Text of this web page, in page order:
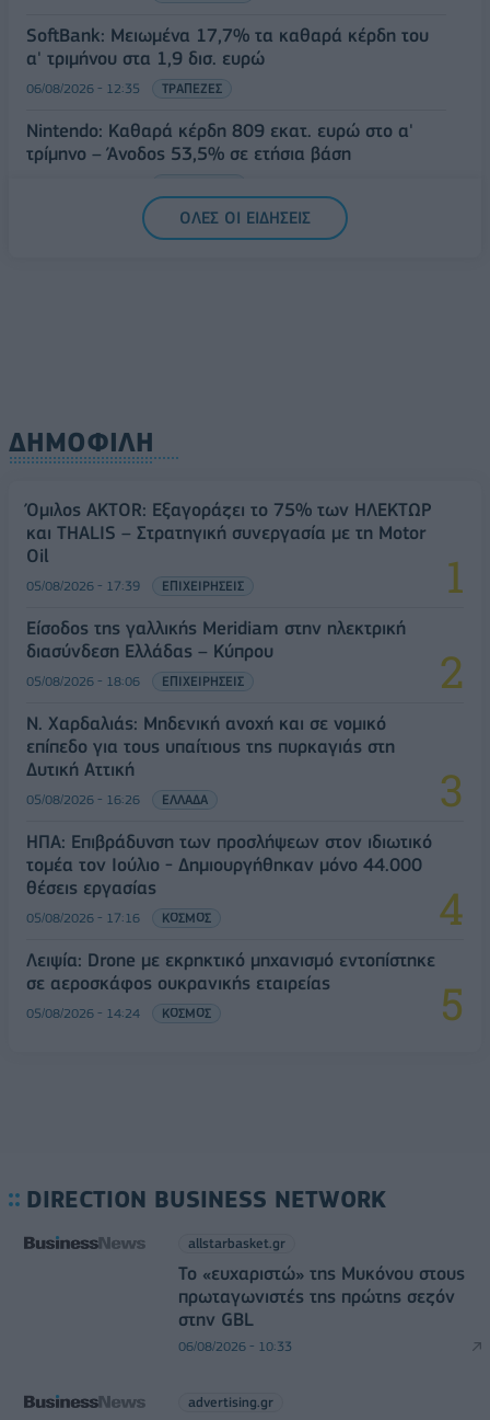
SoftBank: Μειωμένα 17,7% τα καθαρά κέρδη του
α' τριμήνου στα 1,9 δισ. ευρώ
06/08/2026 - 12:35 ΤΡΑΠΕΖΕΣ
Nintendo: Καθαρά κέρδη 809 εκατ. ευρώ στο α'
τρίμηνο – Άνοδος 53,5% σε ετήσια βάση
ΟΛΕΣ ΟΙ ΕΙΔΗΣΕΙΣ
ΔΗΜΟΦΙΛΗ
Όμιλος AKTOR: Εξαγοράζει το 75% των ΗΛΕΚΤΩΡ
και THALIS – Στρατηγική συνεργασία με τη Motor
Oil
05/08/2026 - 17:39 ΕΠΙΧΕΙΡΗΣΕΙΣ
Είσοδος της γαλλικής Meridiam στην ηλεκτρική
διασύνδεση Ελλάδας – Κύπρου
05/08/2026 - 18:06 ΕΠΙΧΕΙΡΗΣΕΙΣ
Ν. Χαρδαλιάς: Μηδενική ανοχή και σε νομικό
επίπεδο για τους υπαίτιους της πυρκαγιάς στη
Δυτική Αττική
05/08/2026 - 16:26 ΕΛΛΑΔΑ
ΗΠΑ: Επιβράδυνση των προσλήψεων στον ιδιωτικό
τομέα τον Ιούλιο - Δημιουργήθηκαν μόνο 44.000
θέσεις εργασίας
05/08/2026 - 17:16 ΚΟΣΜΟΣ
Λειψία: Drone με εκρηκτικό μηχανισμό εντοπίστηκε
σε αεροσκάφος ουκρανικής εταιρείας
05/08/2026 - 14:24 ΚΟΣΜΟΣ
DIRECTION BUSINESS NETWORK
allstarbasket.gr
Το «ευχαριστώ» της Μυκόνου στους
πρωταγωνιστές της πρώτης σεζόν
στην GBL
06/08/2026 - 10:33
advertising.gr